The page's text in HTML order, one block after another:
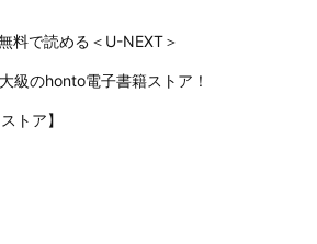
料で読める＜U-NEXT＞
級のhonto電子書籍ストア！
トア】